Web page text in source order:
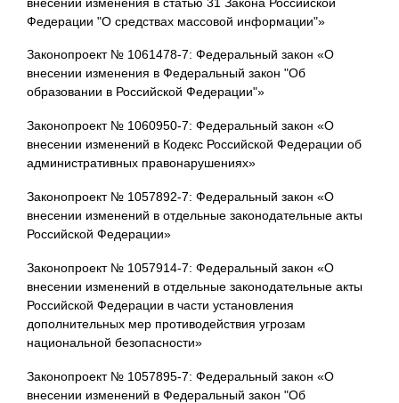
Федерации "О средствах массовой информации"»
Законопроект № 1061478-7: Федеральный закон «О
внесении изменения в Федеральный закон "Об
образовании в Российской Федерации"»
Законопроект № 1060950-7: Федеральный закон «О
внесении изменений в Кодекс Российской Федерации об
административных правонарушениях»
Законопроект № 1057892-7: Федеральный закон «О
внесении изменений в отдельные законодательные акты
Российской Федерации»
Законопроект № 1057914-7: Федеральный закон «О
внесении изменений в отдельные законодательные акты
Российской Федерации в части установления
дополнительных мер противодействия угрозам
национальной безопасности»
Законопроект № 1057895-7: Федеральный закон «О
внесении изменений в Федеральный закон "Об